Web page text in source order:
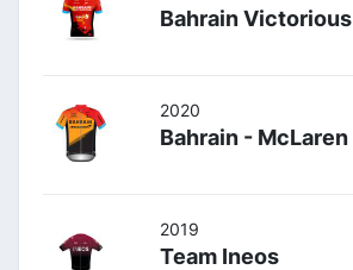
Bahrain Victorious
2020
Bahrain - McLaren
2019
Team Ineos